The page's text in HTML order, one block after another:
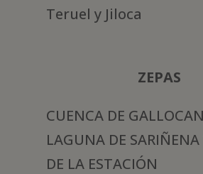
Teruel y Jiloca
ZEPAS
CUENCA DE
LAGUNA DE SARIÑENA
DE LA ESTACIÓN